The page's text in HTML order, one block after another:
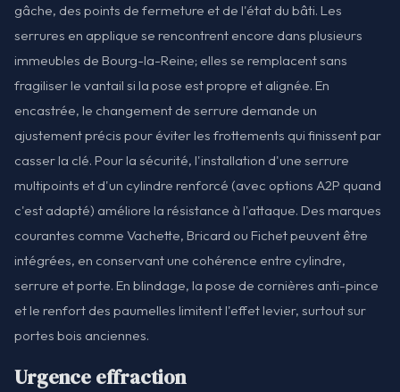
gâche, des points de fermeture et de l'état du bâti. Les
serrures en applique se rencontrent encore dans plusieurs
immeubles de Bourg-la-Reine; elles se remplacent sans
fragiliser le vantail si la pose est propre et alignée. En
encastrée, le changement de serrure demande un
ajustement précis pour éviter les frottements qui finissent par
casser la clé. Pour la sécurité, l'installation d'une serrure
multipoints et d'un cylindre renforcé (avec options A2P quand
c'est adapté) améliore la résistance à l'attaque. Des marques
courantes comme Vachette, Bricard ou Fichet peuvent être
intégrées, en conservant une cohérence entre cylindre,
serrure et porte. En blindage, la pose de cornières anti-pince
et le renfort des paumelles limitent l'effet levier, surtout sur
portes bois anciennes.
Urgence effraction